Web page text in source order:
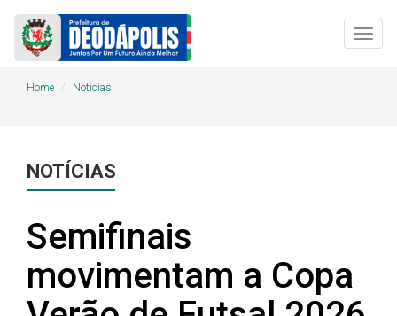
Home Noticias
NOTÍCIAS
Semifinais
movimentam a Copa